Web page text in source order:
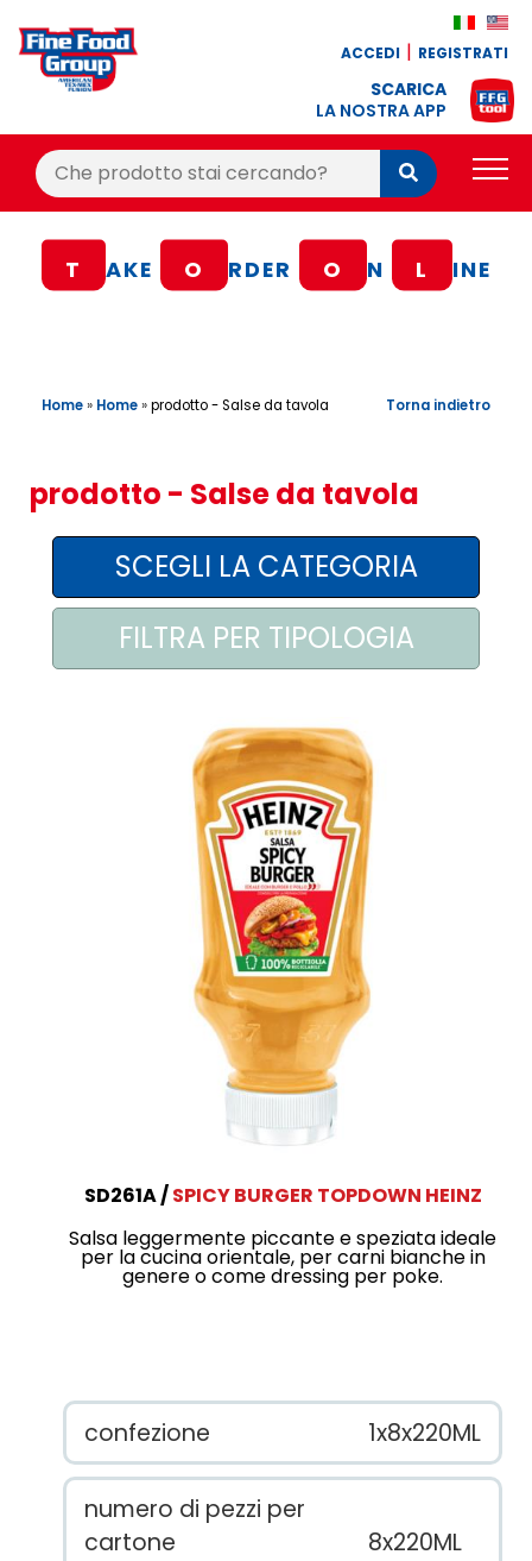
ACCEDI REGISTRATI
SCARICA
LA NOSTRA APP
Cerca:
Cerca
BLOG
CONTATTI
AREA AGENTI
T AKE O RDER O N L INE
Home» Home»prodotto - Salse da tavola Torna indietro
prodotto - Salse da tavola
SD261A
SPICY BURGER TOPDOWN HEINZ
Salsa leggermente piccante e speziata ideale
per la cucina orientale, per carni bianche in
genere o come dressing per poke.
confezione 1x8x220ML
numero di pezzi per
cartone
8x220ML